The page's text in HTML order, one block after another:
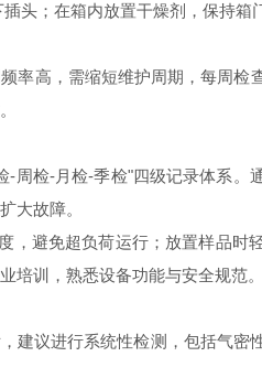
；在箱内放置干燥剂，保持箱
高，需缩短维护周期，每周检
检-月检-季检"四级记录体系。
大故障。
避免超负荷运行；放置样品时
培训，熟悉设备功能与安全规范。
议进行系统性检测，包括气密